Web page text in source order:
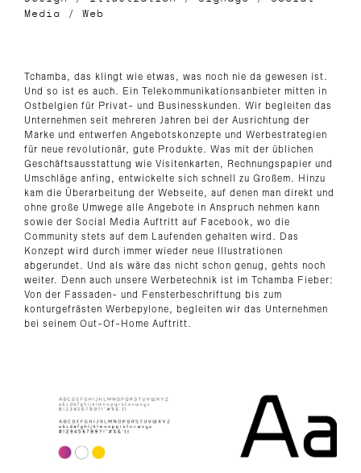
Media
/ Web
Tchamba, das klingt wie etwas, was noch nie da gewesen ist.
Und so ist es auch. Ein Telekommunikationsanbieter mitten in
Ostbelgien für Privat- und Businesskunden. Wir begleiten das
Unternehmen seit mehreren Jahren bei der Ausrichtung der
Marke und entwerfen Angebotskonzepte und Werbestrategien
für neue revolutionär, gute Produkte. Was mit der üblichen
Geschäftsausstattung wie Visitenkarten, Rechnungspapier und
Umschläge anfing, entwickelte sich schnell zu Großem. Hinzu
kam die Überarbeitung der Webseite, auf denen man direkt und
ohne große Umwege alle Angebote in Anspruch nehmen kann
sowie der Social Media Auftritt auf Facebook, wo die
Community stets auf dem Laufenden gehalten wird. Das
Konzept wird durch immer wieder neue Illustrationen
abgerundet. Und als wäre das nicht schon genug, gehts noch
weiter. Denn auch unsere Werbetechnik ist im Tchamba Fieber:
Von der Fassaden- und Fensterbeschriftung bis zum
konturgefrästen Werbepylone, begleiten wir das Unternehmen
bei seinem Out-Of-Home Auftritt.